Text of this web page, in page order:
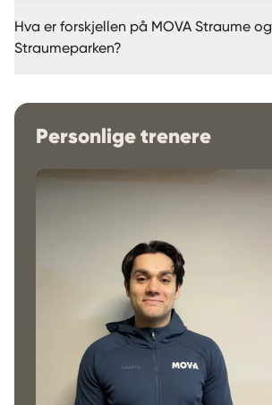
Hva er forskjellen på MOVA Straume og
Straumeparken?
Personlige trenere